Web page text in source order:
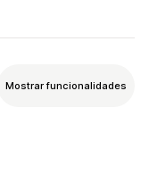
Mostrar funcionalidades